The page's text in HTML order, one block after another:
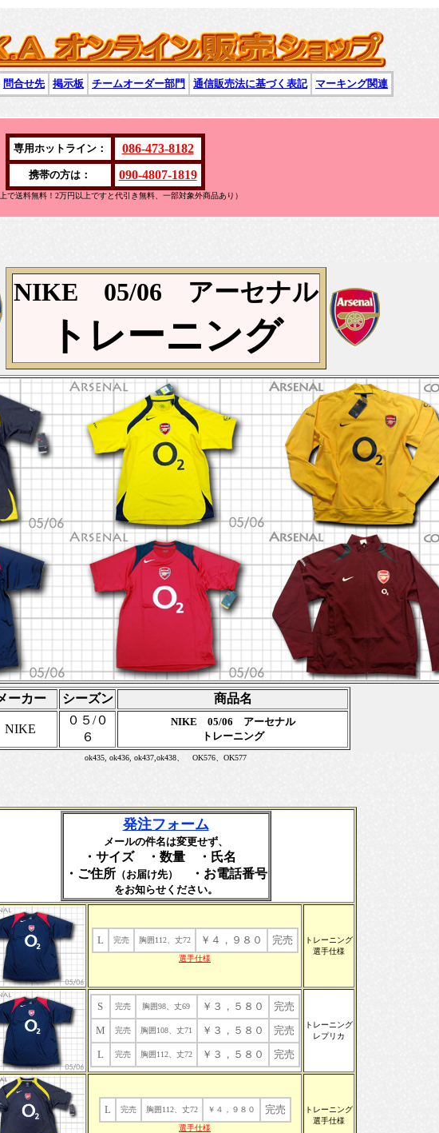
問合せ先 掲示板 チームオーダー部門 通信販売法に基づく表記 マーキング関連
専用ホットライン： 086-473-8182
携帯の方は： 090-4807-1819
上で送料無料！2万円以上ですと代引き無料、一部対象外商品あり）
NIKE 05/06 アーセナル
トレーニング
ーカー シーズン 商品名
NIKE
０５/０
６
NIKE 05/06 アーセナル
トレーニング
ok435, ok436, ok437,ok438、 OK576、OK577
発注フォーム
メールの件名は変更せず、
・サイズ ・数量 ・氏名
・ご住所（お届け先） ・お電話番号
をお知らせください。
L 完売 胸囲112、丈72 ￥４，９８０ 完売
選手仕様
トレーニング
選手仕様
S 完売 胸囲98、丈69 ￥３，５８０
完売
M
完売 胸囲108、丈71 ￥３，５８０
完売
L
完売 胸囲112、丈72 ￥３，５８０ 完売
トレーニング
レプリカ
L 完売 胸囲112、丈72 ￥４，９８０ 完売
選手仕様
トレーニング
選手仕様